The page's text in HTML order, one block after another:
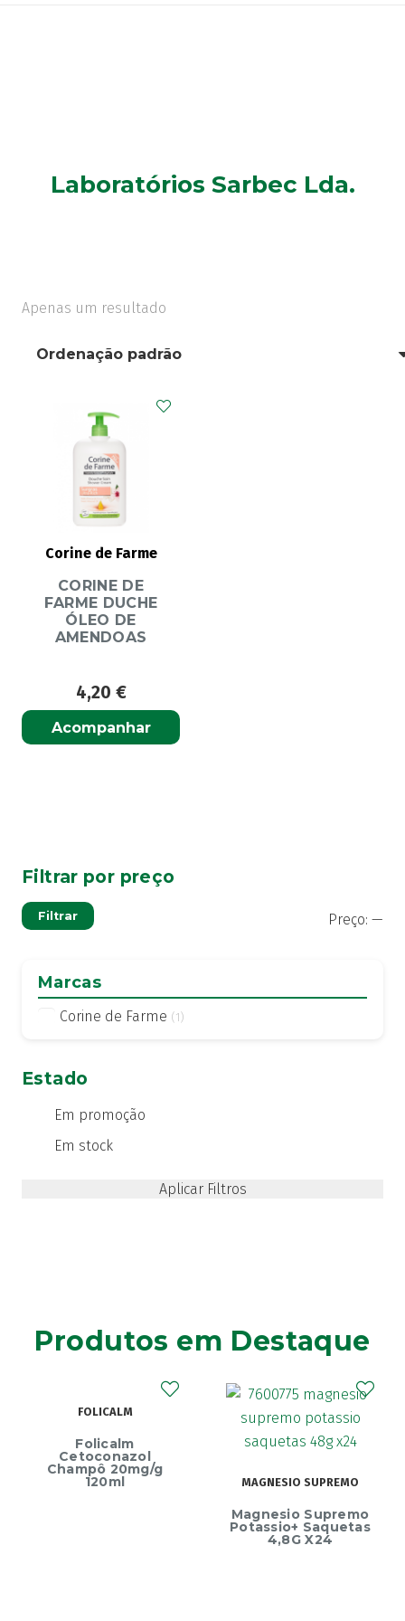
Laboratórios Sarbec Lda.
Apenas um resultado
Corine de Farme
CORINE DE
FARME DUCHE
ÓLEO DE
AMENDOAS
4,20 €
Acompanhar
Filtrar por preço
Filtrar Preço: —
Marcas
Corine de Farme (1)
Estado
Em promoção
Em stock
Produtos em Destaque
FOLICALM
Folicalm
Cetoconazol
Champô 20mg/g
120ml MAGNESIO SUPREMO
Magnesio Supremo
Potassio+ Saquetas
4,8G X24